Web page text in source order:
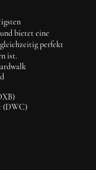
bietet eine
perfekt
ist.
(DWC)